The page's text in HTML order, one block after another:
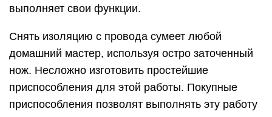
изоляции
Самым популярным и востребованным
приспособлением для зачистки проводов
является стриппер. Это специализированный
инструмент, выполняющий обработку кабеля при
помощи двух подвижных ножей, которые имеют